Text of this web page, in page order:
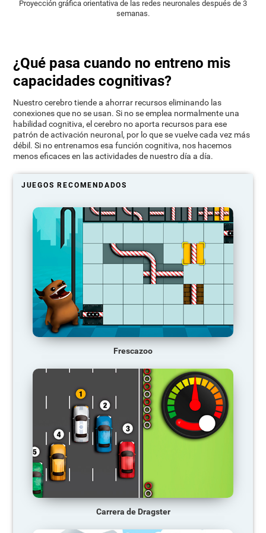
Proyección gráfica orientativa de las redes neuronales después de 3
semanas.
¿Qué pasa cuando no entreno mis
capacidades cognitivas?
Nuestro cerebro tiende a ahorrar recursos eliminando las
conexiones que no se usan. Si no se emplea normalmente una
habilidad cognitiva, el cerebro no aporta recursos para ese
patrón de activación neuronal, por lo que se vuelve cada vez más
débil. Si no entrenamos esa función cognitiva, nos hacemos
menos eficaces en las actividades de nuestro día a día.
JUEGOS RECOMENDADOS
Frescazoo
Carrera de Dragster